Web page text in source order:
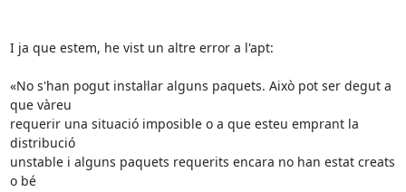
I ja que estem, he vist un altre error a l'apt:
«No s'han pogut instal·lar alguns paquets. Això pot ser degut a
que vàreu
requerir una situació imposible o a que esteu emprant la
distribució
unstable i alguns paquets requerits encara no han estat creats
o bé